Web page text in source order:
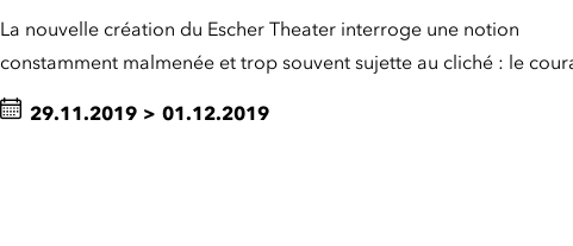
La nouvelle création du Escher Theater interroge une notion
constamment malmenée et trop souvent sujette au cliché : le
29.11.2019 > 01.12.2019